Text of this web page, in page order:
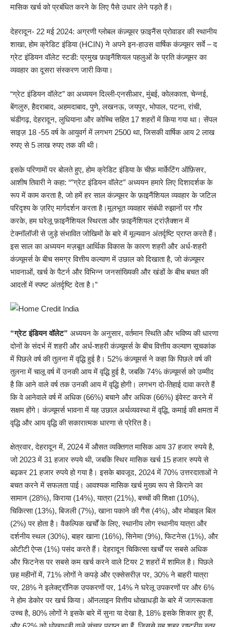
मासिक खर्च को प्रबंधित करने के लिए पैसे उधार लेने पड़ते हैं।
देहरादून- 22 मई 2024: अग्रणी ग्लोबल कंज़्यूमर फ़ाइनैंस प्रोवाडर की स्थानीय
शाखा, होम क्रेडिट इंडिया (HCIN) ने अपने इन-हाउस वार्षिक कंज़्यूमर सर्वे – द
ग्रेट इंडियन वॉलेट स्टडी: प्रमुख फ़ाइनैंशियल पहलुओं के प्रति कंज़्यूमर का
व्यवहार का दूसरा संस्करण जारी किया।
“ग्रेट इंडियन वॉलेट” का अध्ययन दिल्ली-एनसीआर, मुंबई, कोलकाता, चेन्नई,
बेंगलुरु, हैदराबाद, अहमदाबाद, पुणे, लखनऊ, जयपुर, भोपाल, पटना, रांची,
चंडीगढ़, देहरादून, लुधियाना और कोच्चि सहित 17 शहरों में किया गया था। सेंपल
साइज़ 18 -55 वर्ष के आयुवर्ग में लगभग 2500 था, जिसकी वार्षिक आय 2 लाख
रुपए से 5 लाख रुपए तक की थी।
इसके परिणामों पर बोलते हुए, होम क्रेडिट इंडिया के चीफ़ मार्केटिंग ऑफ़िसर,
आशीष तिवारी ने कहा: “”ग्रेट इंडियन वॉलेट” अध्ययन हमारे लिए दिशादर्शक के
रूप में काम करता है, जो हमें हर साल कंज़्यूमर के फ़ाइनैंशियल व्यवहार के जटिल
परिदृश्य के ज़रिए मार्गदर्शन करता है।मूलभूत व्यवहार संबंधी रुझानों पर गौर
करके, हम घरेलू फ़ाइनैंशियल स्थिरता और फ़ाइनैंशियल ट्रांज़ैक्शन में
टेक्नॉलॉजी से जुड़े संभावित जोखिमों के बारे में मूल्यवान अंतर्दृष्टि प्राप्त करते हैं।
इस साल का अध्ययन मज़बूत आर्थिक विकास के कारण शहरी और अर्ध-शहरी
कंज़्यूमर्स के बीच समग्र वित्तीय कल्याण में उछाल को दिखाता है, जो कंज़्यूमर
भावनाओं, खर्च के पैटर्न और विभिन्न जनसांख्यिकी और खंडों के बीच बचत की
आदतों में स्पष्ट अंतर्दृष्टि देता है।”
“ग्रेट इंडियन वॉलेट” अध्ययन के अनुसार, वर्तमान स्थिति और भविष्य की धारणा
दोनों के संदर्भ में शहरी और अर्ध-शहरी कंज़्यूमर्स के बीच वित्तीय कल्याण सूचकांक
में पिछले वर्ष की तुलना में वृद्धि हुई है। 52% कंज़्यूमर्स ने कहा कि पिछले वर्ष की
तुलना में चालू वर्ष में उनकी आय में वृद्धि हुई है, जबकि 74% कंज़्यूमर्स को उम्मीद
है कि आने वाले वर्ष तक उनकी आय में वृद्धि होगी। लगभग दो-तिहाई दावा करते हैं
कि वे आनेवाले वर्ष में अधिक (66%) बचाने और अधिक (66%) इंवेस्ट करने में
सक्षम होंगे। कंज़्यूमर्स भावना में यह उछाल अर्थव्यवस्था में वृद्धि, कमाई की क्षमता में
वृद्धि और आय वृद्धि की सकारात्मक धारणा से प्रेरित है।
क्षेत्रवार, देहरादून में, 2024 में औसत व्यक्तिगत मासिक आय 37 हजार रुपये है,
जो 2023 में 31 हजार रुपये थी, जबकि स्थिर मासिक खर्च 15 हजार रुपये से
बढ़कर 21 हजार रुपये हो गया है। इसके बावजूद, 2024 में 70% उत्तरदाताओं ने
बचत करने में सफलता पाई। आवश्यक मासिक खर्च मुख्य रूप से किराने का
सामान (28%), किराया (14%), यात्रा (21%), बच्चों की शिक्षा (10%),
चिकित्सा (13%), बिजली (7%), खाना पकाने की गैस (4%), और मोबाइल बिल
(2%) पर होता है। वैकल्पिक खर्चों के लिए, स्थानीय लोग स्थानीय यात्रा और
दर्शनीय स्थल (30%), बाहर खाना (16%), सिनेमा (9%), फिटनेस (1%), और
ओटीटी ऐप्स (1%) पसंद करते हैं। देहरादून चिकित्सा खर्चों पर सबसे अधिक
और फिटनेस पर सबसे कम खर्च करने वाले टियर 2 शहरों में शामिल है। पिछले
छह महीनों में, 71% लोगों ने कपड़े और एक्सेसरीज़ पर, 30% ने बाहरी यात्रा
पर, 28% ने इलेक्ट्रॉनिक उपकरणों पर, 14% ने घरेलू उपकरणों पर और 6%
ने होम डेकोर पर खर्च किया। ऑनलाइन वित्तीय धोखाधड़ी के बारे में जागरूकता
उच्च है, 80% लोगों ने इसके बारे में सुना या देखा है, 18% इसके शिकार हुए हैं,